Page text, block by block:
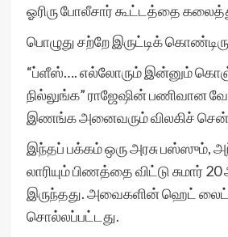
ஓரிரு போலீசார் கூட்டத்தை
பொழுது சற்றே இருட்டிக்
“ப்ளீஸ்…. எல்லோரும் இன்னும்
நில்லுங்க” ராஜேஷின் பணிவான
இணங்க அனைவரும் விலகிச்
இந்தப் பக்கம் ஒரு அரசு பஸ்ஸும்,
லாரியும் பிணத்தை விட்டு சுமார் 20
இருந்தது. அவைகளின் ஹெட்
சொல்லப்பட்டது.